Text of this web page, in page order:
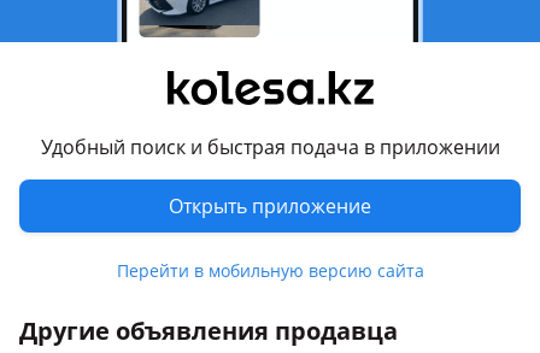
Удобный поиск и быстрая подача в приложении
Открыть приложение
Перейти в мобильную версию сайта
Мерседес А140,А160,А190
Шевролет Круз, Авео
Режим работы
09:00 - 18:00 Пн - Сб
Воскресенье - Выходной
Другие объявления продавца